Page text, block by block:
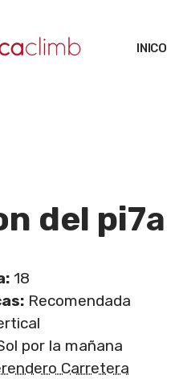
INICO
del pi7a
18
Recomendada
por la mañana
Carretera